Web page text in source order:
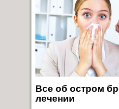
Все об остром
лечении